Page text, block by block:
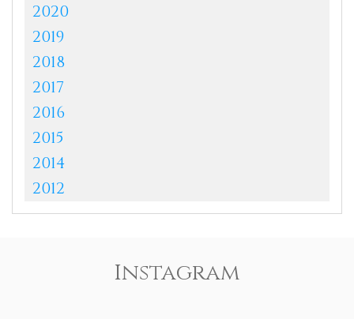
2020
2019
2018
2017
2016
2015
2014
2012
Instagram